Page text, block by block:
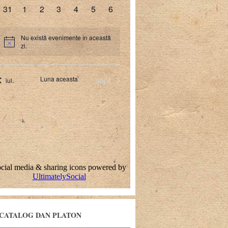
DAN PLATON